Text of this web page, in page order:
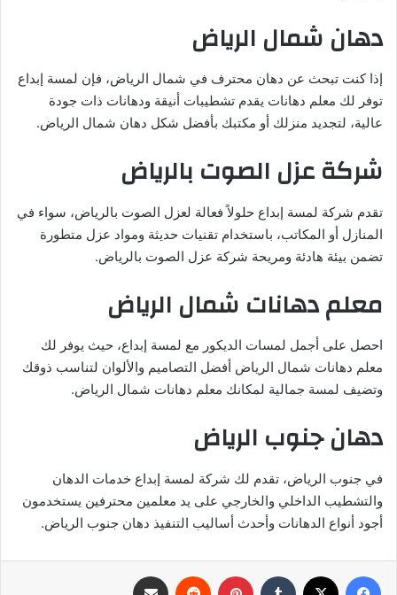
دهان شمال الرياض
إذا كنت تبحث عن دهان محترف في شمال الرياض، فإن لمسة إبداع
توفر لك معلم دهانات يقدم تشطيبات أنيقة ودهانات ذات جودة
عالية، لتجديد منزلك أو مكتبك بأفضل شكل دهان شمال الرياض.
شركة عزل الصوت بالرياض
تقدم شركة لمسة إبداع حلولاً فعالة لعزل الصوت بالرياض، سواء في
المنازل أو المكاتب، باستخدام تقنيات حديثة ومواد عزل متطورة
تضمن بيئة هادئة ومريحة شركة عزل الصوت بالرياض.
معلم دهانات شمال الرياض
احصل على أجمل لمسات الديكور مع لمسة إبداع، حيث يوفر لك
معلم دهانات شمال الرياض أفضل التصاميم والألوان لتناسب ذوقك
وتضيف لمسة جمالية لمكانك معلم دهانات شمال الرياض.
دهان جنوب الرياض
في جنوب الرياض، تقدم لك شركة لمسة إبداع خدمات الدهان
والتشطيب الداخلي والخارجي على يد معلمين محترفين يستخدمون
أجود أنواع الدهانات وأحدث أساليب التنفيذ دهان جنوب الرياض.
فيسبوك بينتيريست